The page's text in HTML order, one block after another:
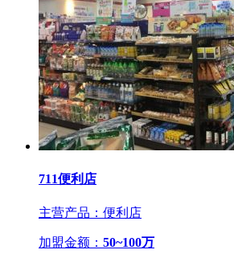
711便利店
主营产品：便利店
加盟金额： 50~100万